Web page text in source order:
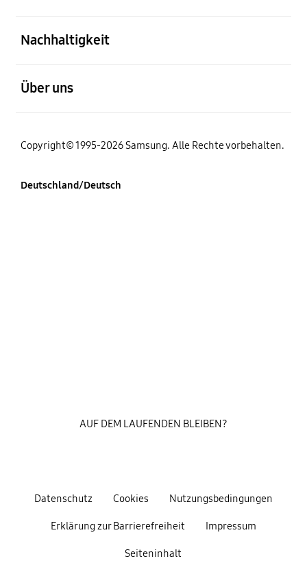
Nachhaltigkeit
Über uns
Copyright© 1995-2026 Samsung. Alle Rechte vorbehalten.
Deutschland/Deutsch
Datenschutz Cookies Nutzungsbedingungen
Erklärung zur Barrierefreiheit Impressum
Seiteninhalt
AUF DEM LAUFENDEN BLEIBEN?